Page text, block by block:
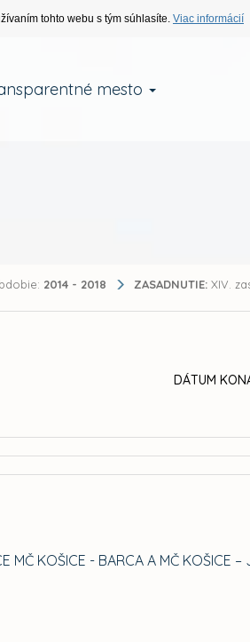
tohto webu s tým súhlasíte. Viac informácií
mesto
2014 - 2018 ZASADNUTIE: XIV.
DÁTUM
MČ KOŠICE - BARCA A MČ KOŠICE –